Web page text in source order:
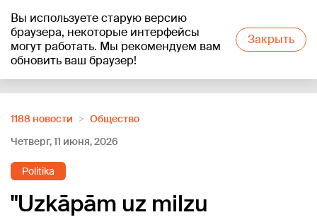
Вы используете старую версию
браузера, некоторые интерфейсы
могут работать. Мы рекомендуем вам
обновить ваш браузер!
Закрыть
+18°C
1188 новости
Oбщество
Четверг, 11 июня, 2026
Politika
"Uzkāpām uz milzu